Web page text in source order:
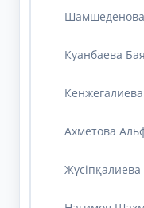
Куанбаева
Ахметова